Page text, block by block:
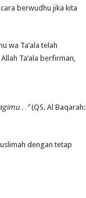
berwudhu jika kita
wa Ta’ala telah
Ta’ala berfirman,
(QS. Al Baqarah:
dengan tetap